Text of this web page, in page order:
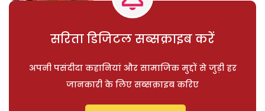
सरिता डिजिटल सब्सक्राइब करें
अपनी पसंदीदा कहानियां और सामाजिक मुद्दों से जुड़ी हर
जानकारी के लिए सब्सक्राइब करिए